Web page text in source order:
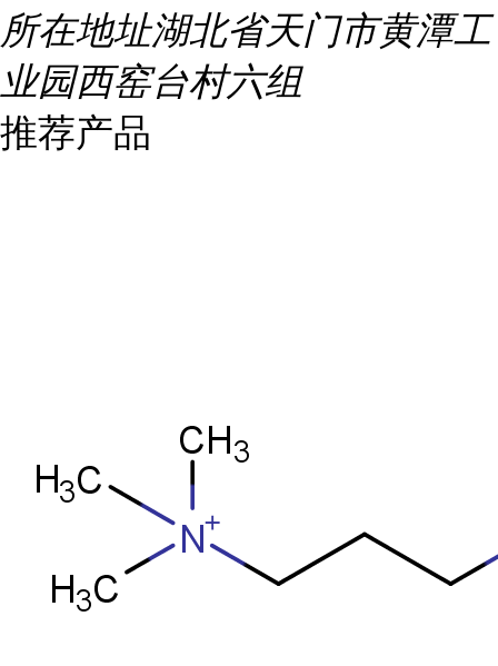
所在地址湖北省天门市黄潭工
业园西窑台村六组
推荐产品